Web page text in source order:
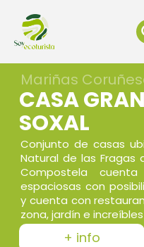
Mariñas
CASA
SOXAL
Conjunto de casas
Natural de las Fragas
Compostela
espaciosas con
y cuenta con
zona, jardín e
+ info